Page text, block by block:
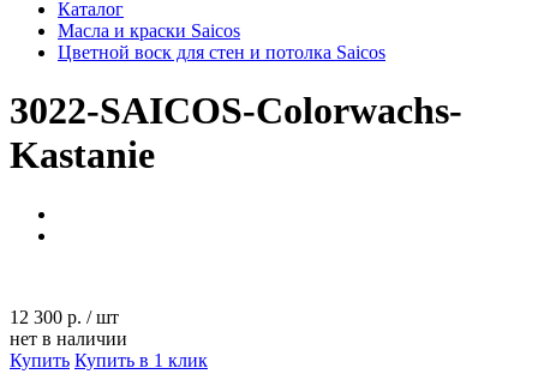
Каталог
Масла и краски Saicos
Цветной воск для стен и потолка Saicos
3022-SAICOS-Colorwachs-
Kastanie
12 300 р. /шт
нет в наличии
Купить Купить в 1 клик